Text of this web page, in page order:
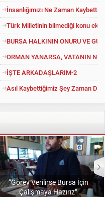
İnsanlığımızı Ne Zaman Kaybettik?
Türk Milletinin bilmediği konu
BURSA HALKININ ONURU VE
ORMAN YANARSA, VATANIN
İŞTE ARKADAŞLARIM-2
Asıl Kaybettiğimiz Şey Zaman
“Görev Verilirse Bursa İçin
Çalışmaya Hazırız”